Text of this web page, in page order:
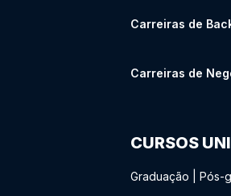
Carreiras de
Carreiras de
CURSOS
Graduação Pós-